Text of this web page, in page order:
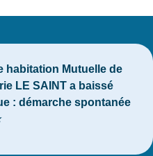
habitation Mutuelle de
LE SAINT a baissé
: démarche spontanée